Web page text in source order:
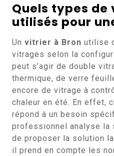
Quels types
utilisés pour
Un vitrier à Bron utilise
vitrages selon la
peut s’agir de double
thermique, de verre
encore de vitrage à
chaleur en été. En effet,
répond à un besoin
professionnel analyse la
de proposer la solution
il prend en compte les